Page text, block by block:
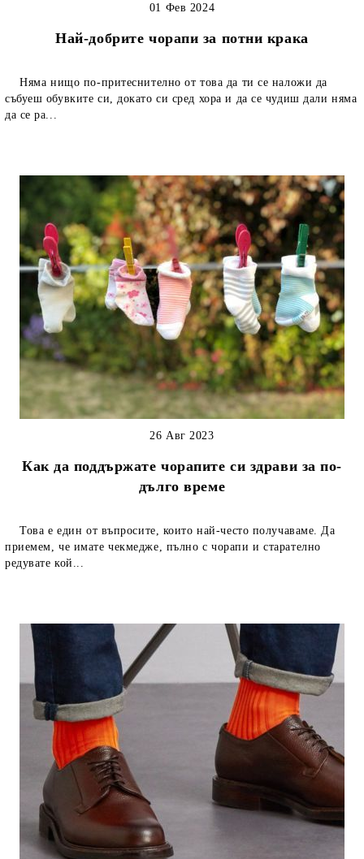
Най-добрите чорапи за потни крака
01 Фев 2024
Няма нищо по-притеснително от това да ти се наложи да
събуеш обувките си, докато си сред хора и да се чудиш дали няма
да се ра...
Как да поддържате чорапите си здрави за по-
дълго време
26 Авг 2023
Това е един от въпросите, които най-често получаваме. Да
приемем, че имате чекмедже, пълно с чорапи и старателно
редувате кой...